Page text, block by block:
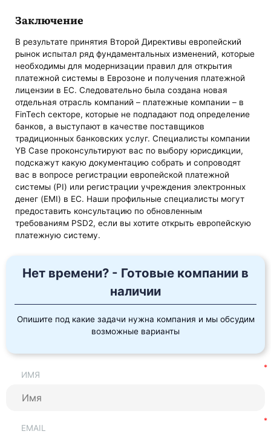
Заключение
В результате принятия Второй Директивы европейский
рынок испытал ряд фундаментальных изменений, которые
необходимы для модернизации правил для открытия
платежной системы в Еврозоне и получения платежной
лицензии в ЕС. Следовательно была создана новая
отдельная отрасль компаний ‌–‌ платежные компании ‌–‌ в
FinTech секторе, которые не подпадают под определение
банков, а выступают в качестве поставщиков
традиционных банковских услуг. Специалисты компании
YB Case проконсультируют вас по выбору юрисдикции,
подскажут какую документацию собрать и сопроводят
вас в вопросе регистрации европейской платежной
системы (PI) или регистрации учреждения электронных
денег (EMI) в ЕС. Наши профильные специалисты могут
предоставить консультацию по обновленным
требованиям PSD2, если вы хотите открыть европейскую
платежную систему.
Нет времени? - Готовые компании в
наличии
Опишите под какие задачи нужна компания и мы обсудим
возможные варианты
ИМЯ
EMAIL